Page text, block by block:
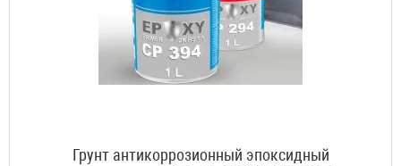
Грунт антикоррозионный эпоксидный